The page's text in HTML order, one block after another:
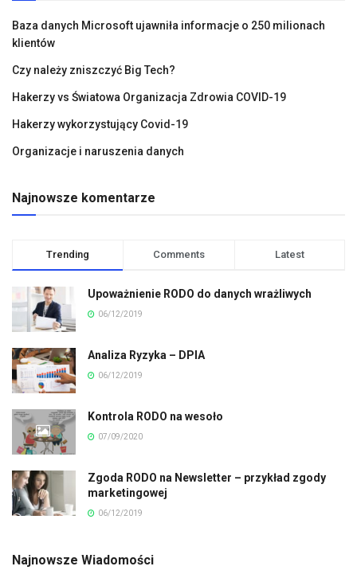
Baza danych Microsoft ujawniła informacje o 250 milionach
klientów
Czy należy zniszczyć Big Tech?
Hakerzy vs Światowa Organizacja Zdrowia COVID-19
Hakerzy wykorzystujący Covid-19
Organizacje i naruszenia danych
Najnowsze komentarze
Trending Comments Latest
Upoważnienie RODO do danych wrażliwych
06/12/2019
Analiza Ryzyka – DPIA
06/12/2019
Kontrola RODO na wesoło
07/09/2020
Zgoda RODO na Newsletter – przykład zgody
marketingowej
06/12/2019
Najnowsze Wiadomości